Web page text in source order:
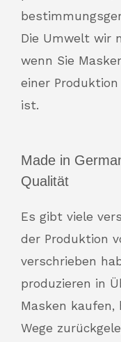
Die Umwelt wir
wenn Sie
einer
ist.
Made in
Qualität
Es gibt viele
der Produktion
verschrieben
produzieren in
Masken kaufen,
Wege